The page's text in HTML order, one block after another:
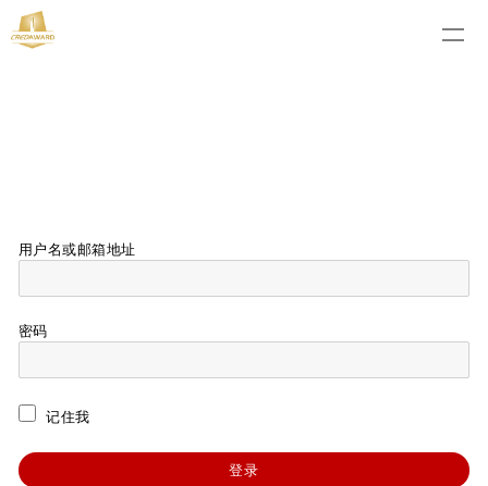
用户名或邮箱地址
密码
记住我